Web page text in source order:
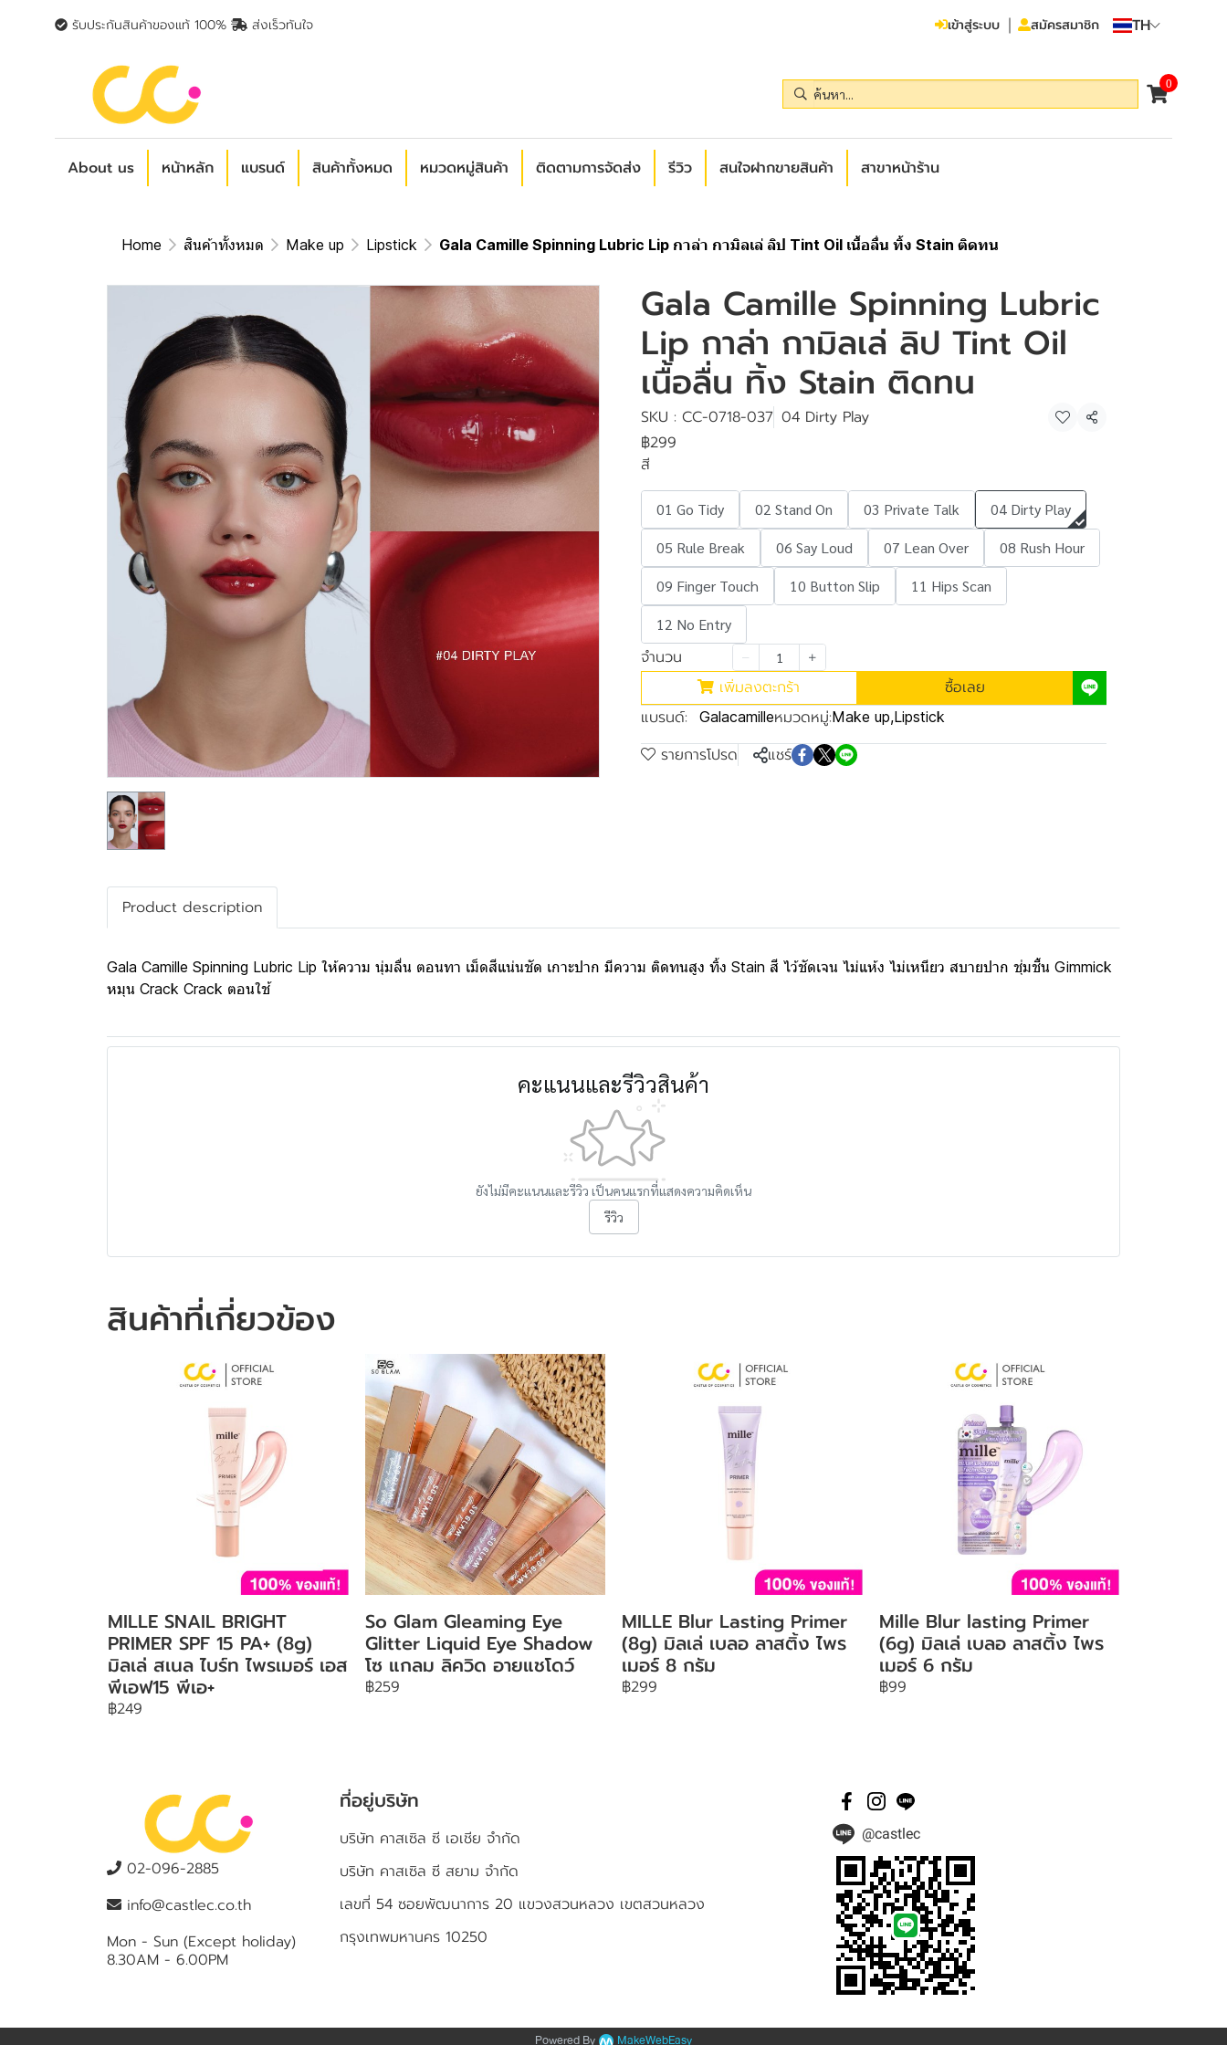
รับประกันสินค้าของแท้ 100% ส่งเร็วทันใจ เข้าสู่ระบบ สมัครสมาชิก TH
0
About us หน้าหลัก แบรนด์ สินค้าทั้งหมด หมวดหมู่สินค้า ติดตามการจัดส่ง รีวิว สนใจฝากขายสินค้า สาขาหน้าร้าน
Home สินค้าทั้งหมด Make up Lipstick Gala Camille Spinning Lubric Lip กาล่า กามิลเล่ ลิป Tint Oil เนื้อลื่น ทิ้ง Stain ติดทน
Gala Camille Spinning Lubric
Lip กาล่า กามิลเล่ ลิป Tint Oil
เนื้อลื่น ทิ้ง Stain ติดทน
SKU : CC-0718-037 04 Dirty Play
แชร์
฿299
สี
01 Go Tidy 02 Stand On 03 Private Talk
04 Dirty Play
05 Rule Break
06 Say Loud 07 Lean Over
08 Rush Hour
09 Finger Touch
10 Button Slip
11 Hips Scan
12 No Entry
จำนวน
เพิ่มลงตะกร้า
ซื้อเลย
แบรนด์:
Galacamilleหมวดหมู่:Make up,Lipstick
รายการโปรด แชร์
Product description
Gala Camille Spinning Lubric Lip ให้ความ นุ่มลื่น ตอนทา เม็ดสีแน่นชัด เกาะปาก มีความ ติดทนสูง ทิ้ง Stain สี ไว้ชัดเจน ไม่แห้ง ไม่เหนียว สบายปาก ชุ่มชื้น Gimmick
หมุน Crack Crack ตอนใช้
คะแนนและรีวิวสินค้า
ยังไม่มีคะแนนและรีวิว เป็นคนแรกที่แสดงความคิดเห็น
รีวิว
สินค้าที่เกี่ยวข้อง
MILLE SNAIL BRIGHT
PRIMER SPF 15 PA+ (8g)
มิลเล่ สเนล ไบร์ท ไพรเมอร์ เอส
พีเอฟ15 พีเอ+
฿249
So Glam Gleaming Eye
Glitter Liquid Eye Shadow
โซ แกลม ลิควิด อายแชโดว์
฿259
MILLE Blur Lasting Primer
(8g) มิลเล่ เบลอ ลาสติ้ง ไพร
เมอร์ 8 กรัม
฿299
Mille Blur lasting Primer
(6g) มิลเล่ เบลอ ลาสติ้ง ไพร
เมอร์ 6 กรัม
฿99
02-096-2885
info@castlec.co.th
Mon - Sun (Except holiday)
8.30AM - 6.00PM
ที่อยู่บริษัท
บริษัท คาสเซิล ซี เอเชีย จำกัด
บริษัท คาสเซิล ซี สยาม จำกัด
เลขที่ 54 ซอยพัฒนาการ 20 แขวงสวนหลวง เขตสวนหลวง
กรุงเทพมหานคร 10250
@castlec
Powered By MakeWebEasy